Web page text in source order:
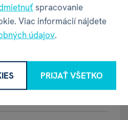
spracovanie
Viac informácií nájdete
údajov.
PRIJAŤ VŠETKO